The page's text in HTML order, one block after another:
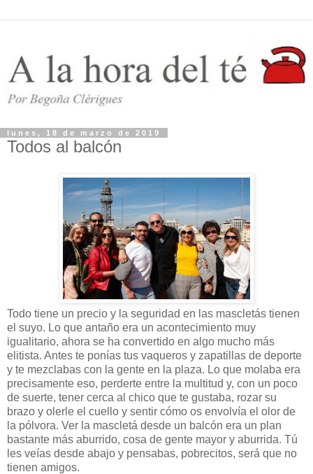
lunes, 18 de marzo de 2019
Todos al balcón
Todo tiene un precio y la seguridad en las mascletás tienen
el suyo. Lo que antaño era un acontecimiento muy
igualitario, ahora se ha convertido en algo mucho más
elitista. Antes te ponías tus vaqueros y zapatillas de deporte
y te mezclabas con la gente en la plaza. Lo que molaba era
precisamente eso, perderte entre la multitud y, con un poco
de suerte, tener cerca al chico que te gustaba, rozar su
brazo y olerle el cuello y sentir cómo os envolvía el olor de
la pólvora. Ver la mascletá desde un balcón era un plan
bastante más aburrido, cosa de gente mayor y aburrida. Tú
les veías desde abajo y pensabas, pobrecitos, será que no
tienen amigos.